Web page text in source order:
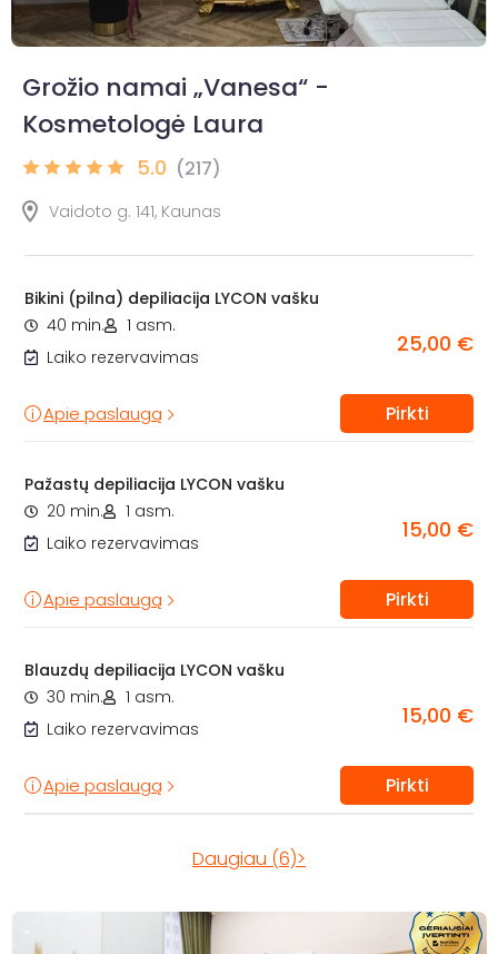
Grožio namai „Vanesa“ -
Kosmetologė Laura
5.0 (217)
Vaidoto g. 141, Kaunas
Bikini (pilna) depiliacija LYCON vašku
40 min.
1 asm.
Laiko rezervavimas
25,00 €
Apie paslaugą Pirkti
Pažastų depiliacija LYCON vašku
20 min.
1 asm.
Laiko rezervavimas
15,00 €
Apie paslaugą Pirkti
Blauzdų depiliacija LYCON vašku
30 min.
1 asm.
Laiko rezervavimas
15,00 €
Apie paslaugą Pirkti
Daugiau (6)>